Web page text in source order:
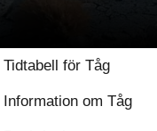
Tidtabell för Tåg
Information om Tåg